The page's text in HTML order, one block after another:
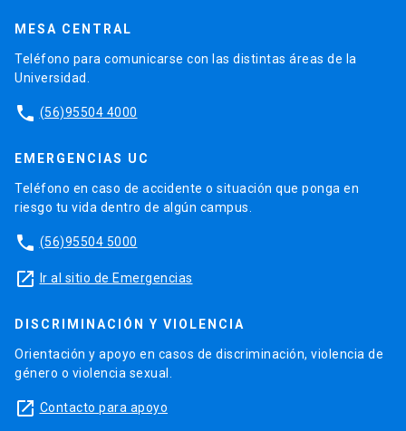
MESA CENTRAL
Teléfono para comunicarse con las distintas áreas de la
Universidad.
phone (56)95504 4000
EMERGENCIAS UC
Teléfono en caso de accidente o situación que ponga en
riesgo tu vida dentro de algún campus.
phone (56)95504 5000
launch Ir al sitio de Emergencias
DISCRIMINACIÓN Y VIOLENCIA
Orientación y apoyo en casos de discriminación, violencia de
género o violencia sexual.
launch Contacto para apoyo